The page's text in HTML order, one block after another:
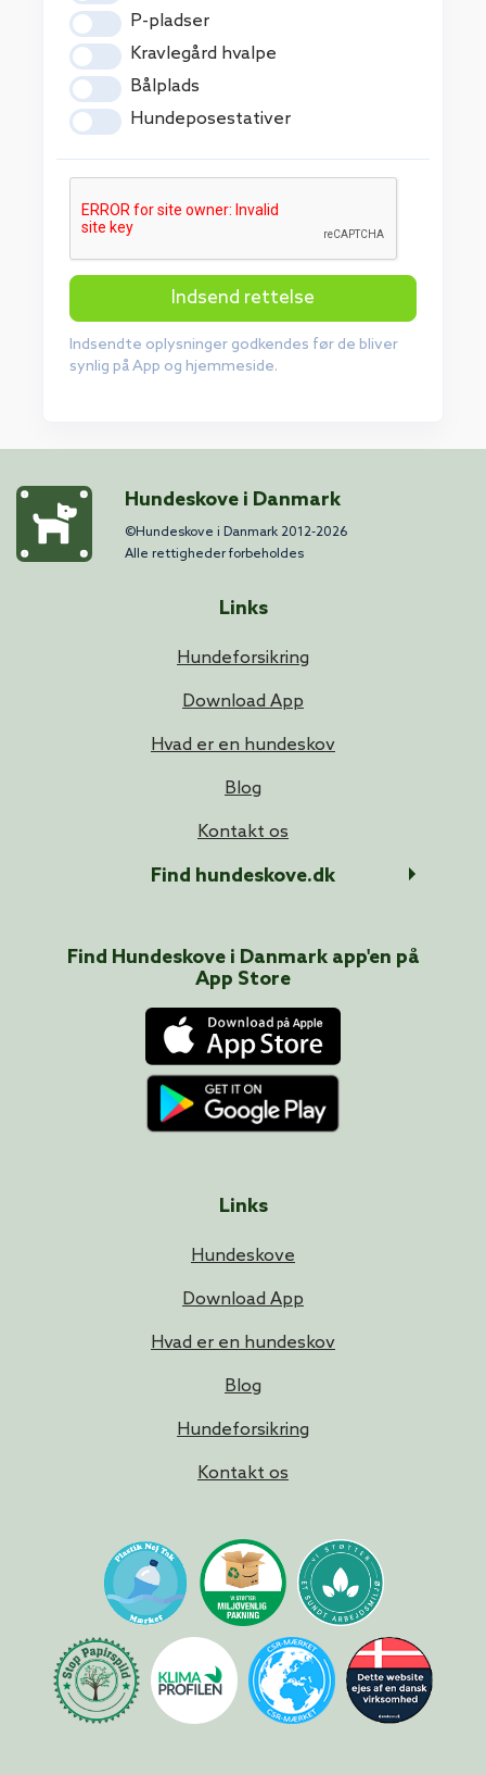
P-pladser
Kravlegård hvalpe
Bålplads
Hundeposestativer
Indsend rettelse
Indsendte oplysninger godkendes før de bliver
synlig på App og hjemmeside.
Hundeskove i Danmark
©Hundeskove i Danmark 2012-2026
Alle rettigheder forbeholdes
Links
Hundeskove
Download App
Hvad er en hundeskov
Blog
Hundeforsikring
Kontakt os
Links
Hundeforsikring
Download App
Hvad er en hundeskov
Blog
Kontakt os
Find hundeskove.dk
Find Hundeskove i Danmark app'en på
App Store